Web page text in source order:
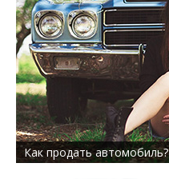
Как продать автомобиль?